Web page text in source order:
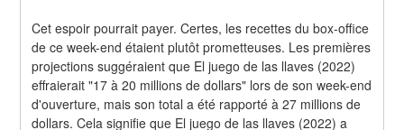
Cet espoir pourrait payer. Certes, les recettes du box-office
de ce week-end étaient plutôt prometteuses. Les premières
projections suggéraient que El juego de las llaves (2022)
effraierait "17 à 20 millions de dollars" lors de son week-end
d'ouverture, mais son total a été rapporté à 27 millions de
dollars. Cela signifie que El juego de las llaves (2022) a